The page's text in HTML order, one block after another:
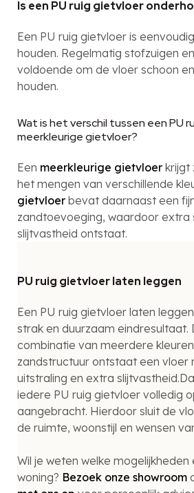
Is een PU ruig gietvloer
Een PU ruig gietvloer is
houden. Regelmatig stofzuigen
voldoende om de vloer schoon
houden.
Wat is het verschil tussen een PU
meerkleurige gietvloer?
Een meerkleurige gietvloer krijgt
het mengen van verschillende
gietvloer bevat daarnaast een
zandtoevoeging, waardoor extra
slijtvastheid ontstaat.
PU ruig gietvloer laten leggen
Een PU ruig gietvloer laten
strak en duurzaam eindresultaat.
combinatie van meerdere
zandstructuur ontstaat een vloer
uitstraling en extra
iedere PU ruig gietvloer volledig
aangebracht. Hierdoor sluit de
de ruimte, woonstijl en wensen
Wil je weten welke mogelijkheden
woning? Bezoek onze showroom